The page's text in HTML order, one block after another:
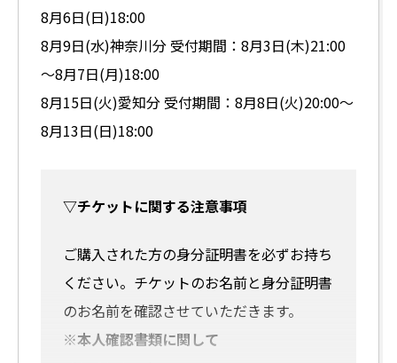
8月6日(日)18:00
8月9日(水)神奈川分 受付期間：8月3日(木)21:00
～8月7日(月)18:00
8月15日(火)愛知分 受付期間：8月8日(火)20:00～
8月13日(日)18:00
▽チケットに関する注意事項
ご購入された方の身分証明書を必ずお持ち
ください。チケットのお名前と身分証明書
のお名前を確認させていただきます。
※本人確認書類に関して